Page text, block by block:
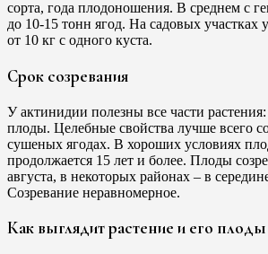
сорта, года плодоношения. В среднем с
до 10-15 тонн ягод. На садовых
от 10 кг с одного куста.
Срок созревания
У актинидии полезны все части
плоды. Целебные свойства лучше всего
сушеных ягодах. В хороших условиях
продолжается 15 лет и более. Плоды
августа, в некоторых районах – в
Созревание неравномерное.
Как выглядит растение и его плоды